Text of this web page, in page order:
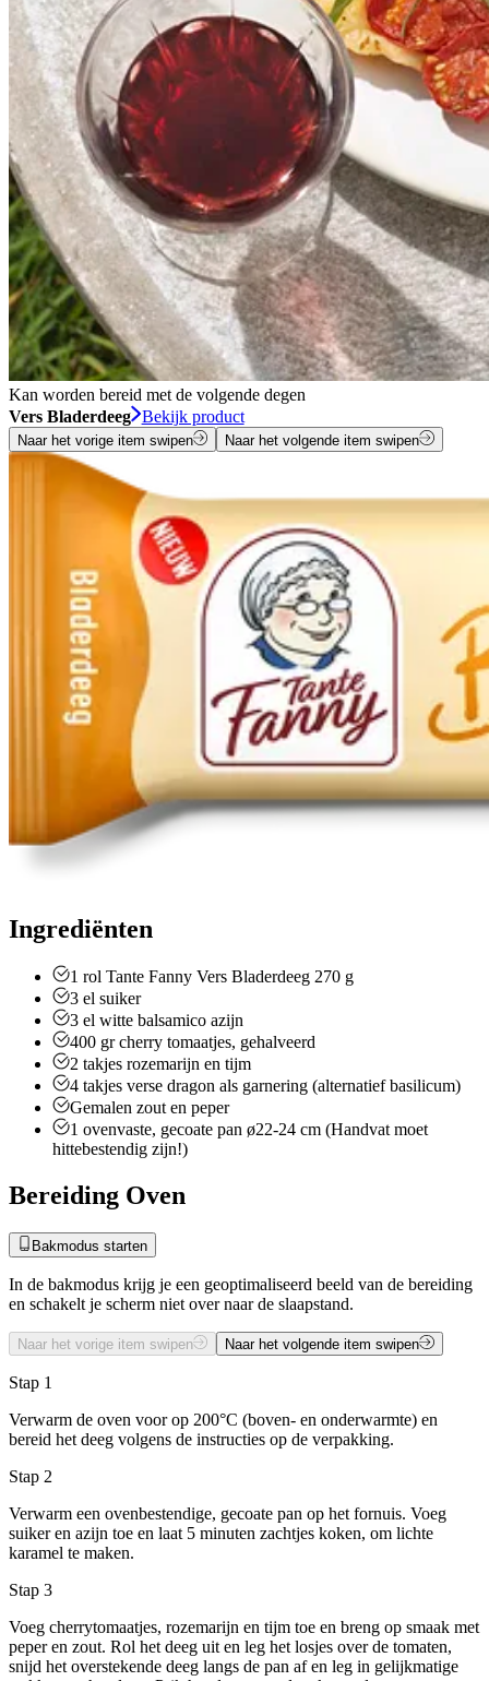
Kan worden bereid met de volgende degen
Vers Bladerdeeg Bekijk product
Naar het vorige item swipen Naar het volgende item swipen
Ingrediënten
1 rol Tante Fanny Vers Bladerdeeg 270 g
3 el suiker
3 el witte balsamico azijn
400 gr cherry tomaatjes, gehalveerd
2 takjes rozemarijn en tijm
4 takjes verse dragon als garnering (alternatief basilicum)
Gemalen zout en peper
1 ovenvaste, gecoate pan ø22-24 cm (Handvat moet
hittebestendig zijn!)
Bereiding Oven
Bakmodus starten
In de bakmodus krijg je een geoptimaliseerd beeld van de bereiding
en schakelt je scherm niet over naar de slaapstand.
Naar het vorige item swipen Naar het volgende item swipen
Stap 1
Verwarm de oven voor op 200°C (boven- en onderwarmte) en
bereid het deeg volgens de instructies op de verpakking.
Stap 2
Verwarm een ovenbestendige, gecoate pan op het fornuis. Voeg
suiker en azijn toe en laat 5 minuten zachtjes koken, om lichte
karamel te maken.
Stap 3
Voeg cherrytomaatjes, rozemarijn en tijm toe en breng op smaak met
peper en zout. Rol het deeg uit en leg het losjes over de tomaten,
snijd het overstekende deeg langs de pan af en leg in gelijkmatige